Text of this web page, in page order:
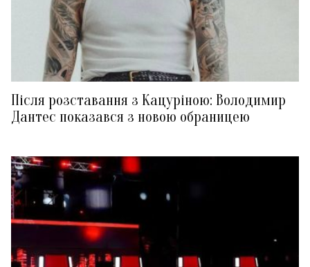
Після розставання з Кацуріною: Володимир
Дантес показався з новою обраницею